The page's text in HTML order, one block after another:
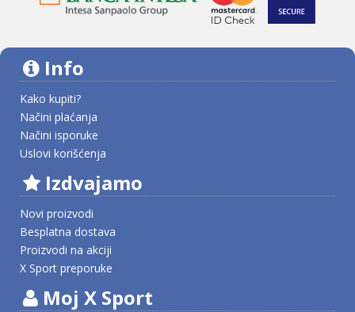
Info
Kako kupiti?
Načini plaćanja
Načini isporuke
Uslovi korišćenja
Izdvajamo
Novi proizvodi
Besplatna dostava
Proizvodi na akciji
X Sport preporuke
Moj X Sport